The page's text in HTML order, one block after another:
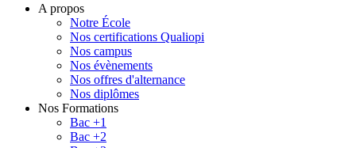
A propos
Notre École
Nos certifications Qualiopi
Nos campus
Nos évènements
Nos offres d'alternance
Nos diplômes
Nos Formations
Bac +1
Bac +2